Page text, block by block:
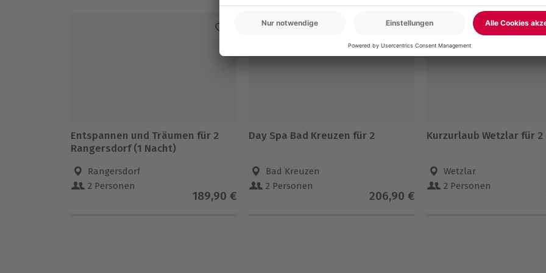
Entspannen und Träumen für 2
Rangersdorf (1 Nacht)
Rangersdorf
2 Personen
189,90 €
-15% CLUB DEAL
Day Spa Bad Kreuzen für 2
Bad Kreuzen
2 Personen
206,90 €
Kurzurlaub Wetzlar für 2
Wetzlar
2 Personen